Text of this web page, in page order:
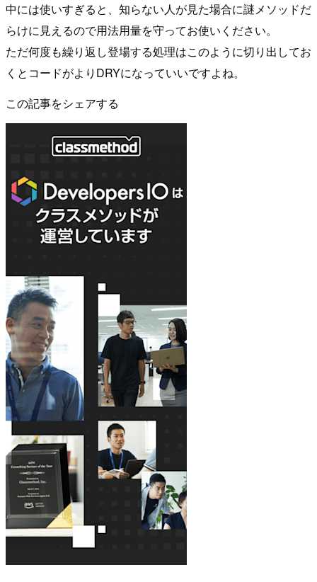
中には使いすぎると、知らない人が見た場合に謎メソッドだ
らけに見えるので用法用量を守ってお使いください。
ただ何度も繰り返し登場する処理はこのように切り出してお
くとコードがよりDRYになっていいですよね。
この記事をシェアする